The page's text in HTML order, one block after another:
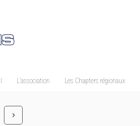
L’association Les Chapters régionaux